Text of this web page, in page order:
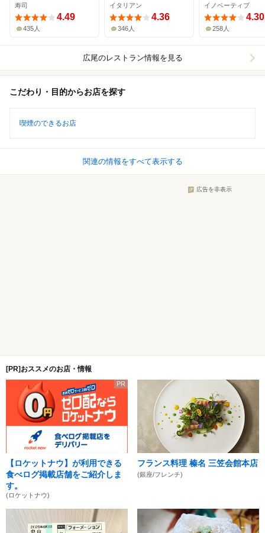
寿司
4.49
435人
イタリアン
4.36
346人
イノベーティブ
4.30
258人
広尾のレストラン情報を見る
こだわり・目的からお店を探す
喫煙のできるお店
関連の情報をすべて表示する
広告を非表示
[PR]おススメのお店・情報
PR
【ロケットナウ】が利用できる
食べログ掲載店舗をご紹介しま
す。
(ロケットナウ)
フランス料理 榛名 三笠会館本店
(銀座/フレンチ)